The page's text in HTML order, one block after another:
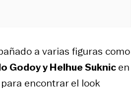
a varias figuras como
Godoy y Helhue Suknicen
encontrar el look